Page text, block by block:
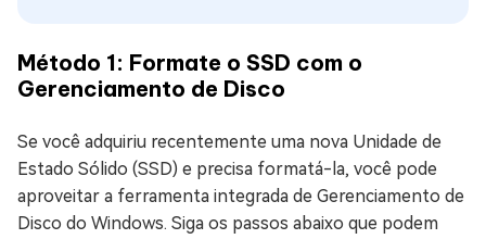
Método 1: Formate o SSD com o
Gerenciamento de Disco
Se você adquiriu recentemente uma nova Unidade de
Estado Sólido (SSD) e precisa formatá-la, você pode
aproveitar a ferramenta integrada de Gerenciamento de
Disco do Windows. Siga os passos abaixo que podem